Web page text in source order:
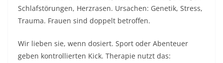
Schlafstörungen, Herzrasen. Ursachen: Genetik, Stress,
Trauma. Frauen sind doppelt betroffen.​
Wir lieben sie, wenn dosiert. Sport oder Abenteuer
geben kontrollierten Kick. Therapie nutzt das: